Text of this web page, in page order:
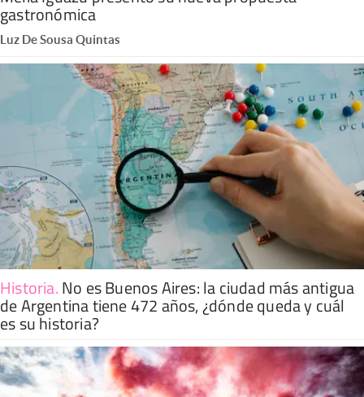
gastronómica
Luz De Sousa Quintas
Historia.No es Buenos Aires: la ciudad más antigua
de Argentina tiene 472 años, ¿dónde queda y cuál
es su historia?